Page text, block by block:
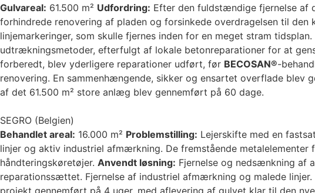
Gulvareal: 61.500 m² Udfordring: Efter den fuldstændige fjernelse af
forhindrede renovering af pladen og forsinkede overdragelsen til
linjemarkeringer, som skulle fjernes inden for en meget stram tidsplan.
udtrækningsmetoder, efterfulgt af lokale betonreparationer for at
forberedt, blev yderligere reparationer udført, før BECOSAN®-
renovering. En sammenhængende, sikker og ensartet overflade
af det 61.500 m² store anlæg blev gennemført på 60 dage.
SEGRO (Belgien)
Behandlet areal: 16.000 m² Problemstilling: Lejerskifte med en
linjer og aktiv industriel afmærkning. De fremstående
håndteringskøretøjer. Anvendt løsning: Fjernelse og nedsænkning af
reparationssættet. Fjernelse af industriel afmærkning og malede linjer.
projekt gennemført på 4 uger, med aflevering af gulvet klar til den